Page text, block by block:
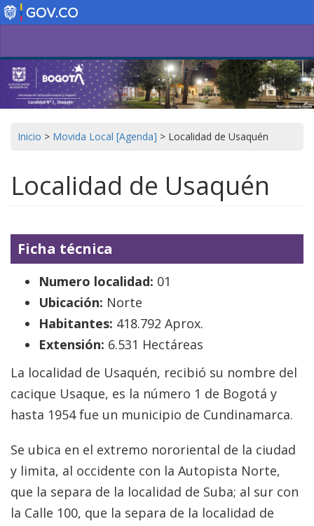
Pasar
al
Inicio > Movida Local [Agenda] > Localidad de Usaquén
Localidad de Usaquén
Ficha técnica
Numero localidad: 01
Ubicación: Norte
Habitantes: 418.792 Aprox.
Extensión: 6.531 Hectáreas
La localidad de Usaquén, recibió su nombre del
cacique Usaque, es la número 1 de Bogotá y
hasta 1954 fue un municipio de Cundinamarca.
Se ubica en el extremo nororiental de la ciudad
y limita, al occidente con la Autopista Norte,
que la separa de la localidad de Suba; al sur con
la Calle 100, que la separa de la localidad de